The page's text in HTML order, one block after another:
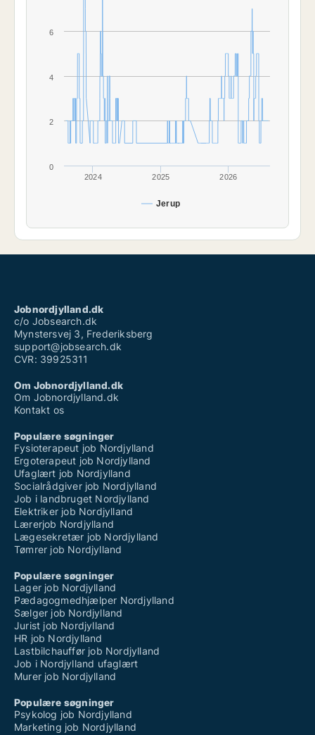
Jerup
2024 2025 2026
0
2
4
6
Jobnordjylland.dk
c/o Jobsearch.dk
Mynstersvej 3, Frederiksberg
support@jobsearch.dk
CVR: 39925311
Om Jobnordjylland.dk
Om Jobnordjylland.dk
Kontakt os
Populære søgninger
Fysioterapeut job Nordjylland
Ergoterapeut job Nordjylland
Ufaglært job Nordjylland
Socialrådgiver job Nordjylland
Job i landbruget Nordjylland
Elektriker job Nordjylland
Lærerjob Nordjylland
Lægesekretær job Nordjylland
Tømrer job Nordjylland
Populære søgninger
Lager job Nordjylland
Pædagogmedhjælper Nordjylland
Sælger job Nordjylland
Jurist job Nordjylland
HR job Nordjylland
Lastbilchauffør job Nordjylland
Job i Nordjylland ufaglært
Murer job Nordjylland
Populære søgninger
Psykolog job Nordjylland
Marketing job Nordjylland